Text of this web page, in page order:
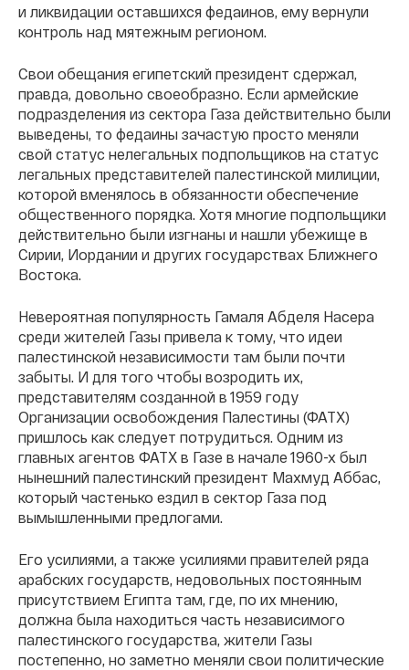
и ликвидации оставшихся федаинов, ему вернули
контроль над мятежным регионом.
Свои обещания египетский президент сдержал,
правда, довольно своеобразно. Если армейские
подразделения из сектора Газа действительно были
выведены, то федаины зачастую просто меняли
свой статус нелегальных подпольщиков на статус
легальных представителей палестинской милиции,
которой вменялось в обязанности обеспечение
общественного порядка. Хотя многие подпольщики
действительно были изгнаны и нашли убежище в
Сирии, Иордании и других государствах Ближнего
Востока.
Невероятная популярность Гамаля Абделя Насера
среди жителей Газы привела к тому, что идеи
палестинской независимости там были почти
забыты. И для того чтобы возродить их,
представителям созданной в 1959 году
Организации освобождения Палестины (ФАТХ)
пришлось как следует потрудиться. Одним из
главных агентов ФАТХ в Газе в начале 1960-х был
нынешний палестинский президент Махмуд Аббас,
который частенько ездил в сектор Газа под
вымышленными предлогами.
Его усилиями, а также усилиями правителей ряда
арабских государств, недовольных постоянным
присутствием Египта там, где, по их мнению,
должна была находиться часть независимого
палестинского государства, жители Газы
постепенно, но заметно меняли свои политические